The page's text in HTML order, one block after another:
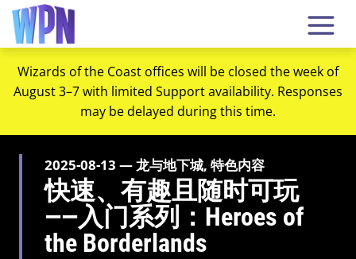
Wizards of the Coast offices will be closed the week of
August 3–7 with limited Support availability. Responses
may be delayed during this time.
2025-08-13 — 龙与地下城, 特色内容
快速、有趣且随时可玩
——入门系列：Heroes of
the Borderlands